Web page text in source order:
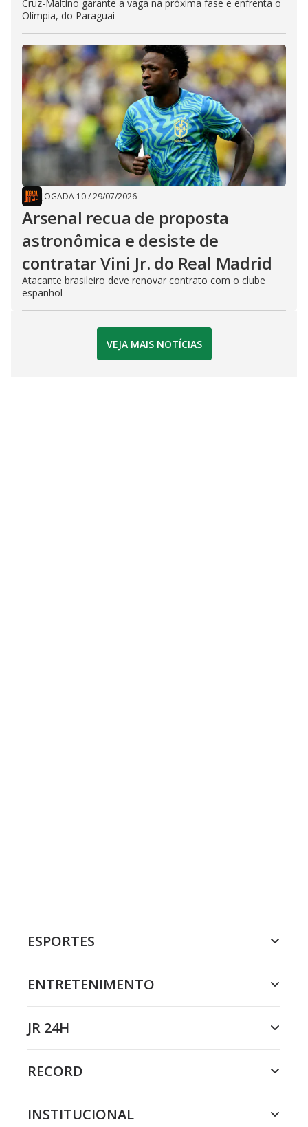
Cruz-Maltino garante a vaga na próxima fase e enfrenta o
Olímpia, do Paraguai
JOGADA 10/29/07/2026
Arsenal recua de proposta
astronômica e desiste de
contratar Vini Jr. do Real Madrid
Atacante brasileiro deve renovar contrato com o clube
espanhol
VEJA MAIS NOTÍCIAS
ESPORTES
ENTRETENIMENTO
JR 24H
RECORD
INSTITUCIONAL